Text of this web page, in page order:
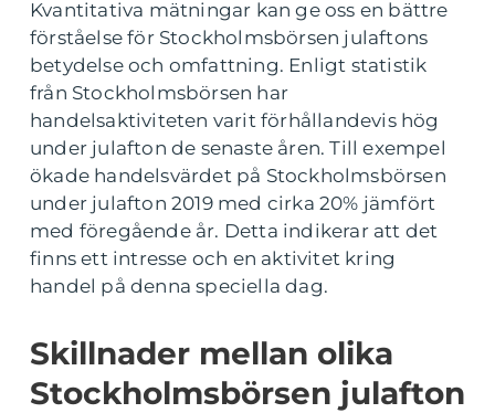
Kvantitativa mätningar kan ge oss en bättre
förståelse för Stockholmsbörsen julaftons
betydelse och omfattning. Enligt statistik
från Stockholmsbörsen har
handelsaktiviteten varit förhållandevis hög
under julafton de senaste åren. Till exempel
ökade handelsvärdet på Stockholmsbörsen
under julafton 2019 med cirka 20% jämfört
med föregående år. Detta indikerar att det
finns ett intresse och en aktivitet kring
handel på denna speciella dag.
Skillnader mellan olika
Stockholmsbörsen julafton